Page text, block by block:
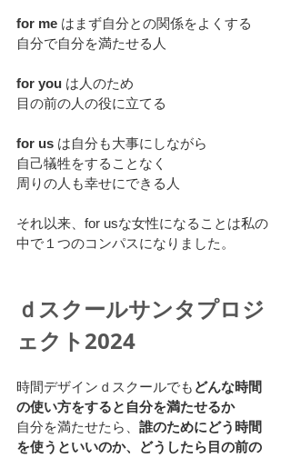
for me はまず自分との関係をよくする
自分で自分を満たせる人
for you は人のため
目の前の人の役に立てる
for us は自分も大事にしながら
自己犠牲をすることなく
周りの人も幸せにできる人
それ以来、for usな女性になることは私の
中で１つのコンパスになりました。
ｄスクールサンタプロジ
ェクト2024
時間デザインｄスクールでも どんな時間
の使い方をすると自分を満たせるか
自分を満たせたら、 誰のためにどう時間
を使うといいのか、どうしたら目の前の